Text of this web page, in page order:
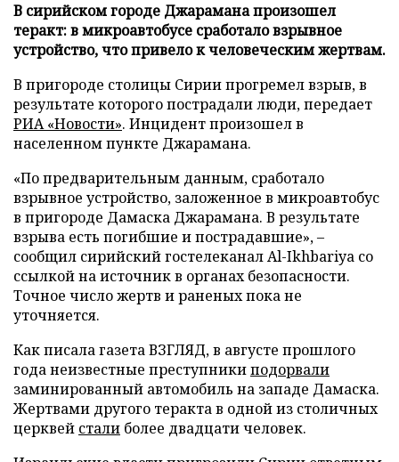
В сирийском городе Джарамана произошел
теракт: в микроавтобусе сработало взрывное
устройство, что привело к человеческим жертвам.
В пригороде столицы Сирии прогремел взрыв, в
результате которого пострадали люди, передает
РИА «Новости». Инцидент произошел в
населенном пункте Джарамана.
«По предварительным данным, сработало
взрывное устройство, заложенное в микроавтобус
в пригороде Дамаска Джарамана. В результате
взрыва есть погибшие и пострадавшие», –
сообщил сирийский гостелеканал Al-Ikhbariya со
ссылкой на источник в органах безопасности.
Точное число жертв и раненых пока не
уточняется.
Как писала газета ВЗГЛЯД, в августе прошлого
года неизвестные преступникиподорвали
заминированный автомобиль на западе Дамаска.
Жертвами другого теракта в одной из столичных
церквей стали более двадцати человек.